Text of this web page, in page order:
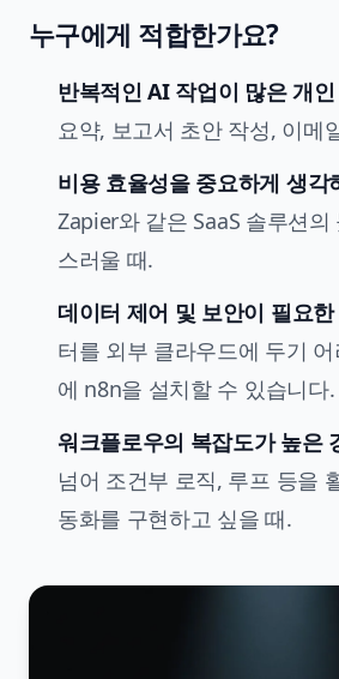
누구에게 적합한가요?
반복적인 AI 작업이 많은 개
요약, 보고서 초안 작성, 이메
비용 효율성을 중요하게 생각
Zapier와 같은 SaaS 솔루션
스러울 때.
데이터 제어 및 보안이 필요
터를 외부 클라우드에 두기
에 n8n을 설치할 수 있습니다.
워크플로우의 복잡도가 높은
넘어 조건부 로직, 루프 등을
동화를 구현하고 싶을 때.